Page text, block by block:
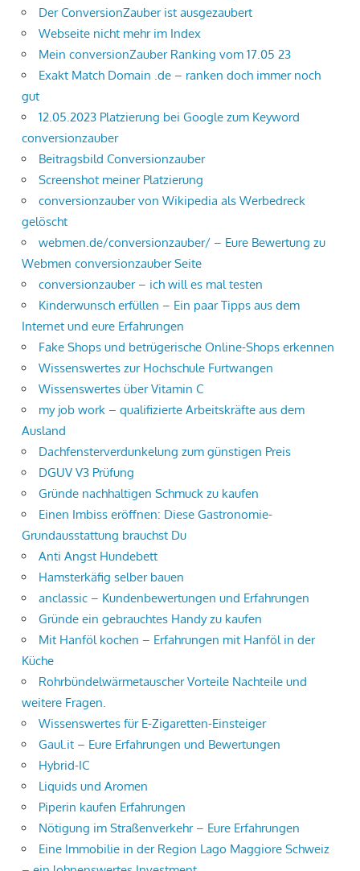
Der ConversionZauber ist ausgezaubert
Webseite nicht mehr im Index
Mein conversionZauber Ranking vom 17.05 23
Exakt Match Domain .de – ranken doch immer noch
gut
12.05.2023 Platzierung bei Google zum Keyword
conversionzauber
Beitragsbild Conversionzauber
Screenshot meiner Platzierung
conversionzauber von Wikipedia als Werbedreck
gelöscht
webmen.de/conversionzauber/ – Eure Bewertung zu
Webmen conversionzauber Seite
conversionzauber – ich will es mal testen
Kinderwunsch erfüllen – Ein paar Tipps aus dem
Internet und eure Erfahrungen
Fake Shops und betrügerische Online-Shops erkennen
Wissenswertes zur Hochschule Furtwangen
Wissenswertes über Vitamin C
my job work – qualifizierte Arbeitskräfte aus dem
Ausland
Dachfensterverdunkelung zum günstigen Preis
DGUV V3 Prüfung
Gründe nachhaltigen Schmuck zu kaufen
Einen Imbiss eröffnen: Diese Gastronomie-
Grundausstattung brauchst Du
Anti Angst Hundebett
Hamsterkäfig selber bauen
anclassic – Kundenbewertungen und Erfahrungen
Gründe ein gebrauchtes Handy zu kaufen
Mit Hanföl kochen – Erfahrungen mit Hanföl in der
Küche
Rohrbündelwärmetauscher Vorteile Nachteile und
weitere Fragen.
Wissenswertes für E-Zigaretten-Einsteiger
Gaul.it – Eure Erfahrungen und Bewertungen
Hybrid-IC
Liquids und Aromen
Piperin kaufen Erfahrungen
Nötigung im Straßenverkehr – Eure Erfahrungen
Eine Immobilie in der Region Lago Maggiore Schweiz